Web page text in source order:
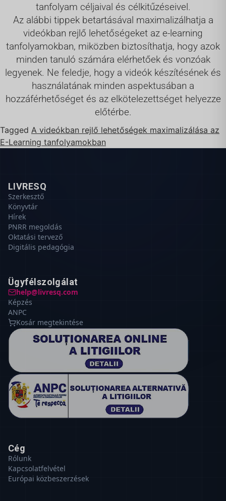
tanfolyam céljaival és célkitűzéseivel.
Az alábbi tippek betartásával maximalizálhatja a
videókban rejlő lehetőségeket az e-learning
tanfolyamokban, miközben biztosíthatja, hogy azok
minden tanuló számára elérhetőek és vonzóak
legyenek. Ne feledje, hogy a videók készítésének és
használatának minden aspektusában a
hozzáférhetőséget és az elkötelezettséget helyezze
előtérbe.
Tagged A videókban rejlő lehetőségek maximalizálása az
E-Learning tanfolyamokban
LIVRESQ
Szerkesztő
Könyvtár
Hírek
PNRR megoldás
Oktatási tervező
Digitális pedagógia
Ügyfélszolgálat
help@livresq.com
Képzés
ANPC
Kosár megtekintése
Cég
Rólunk
Kapcsolatfelvétel
Európai közbeszerzések